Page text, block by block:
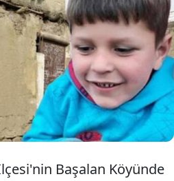
bir evde başı taşla ezilen,
8 yaşındaki Muhammet Veli
ilgili yargılanan dayısı
etti. Lise öğrencisi yaşı küçük
faili olduğu gerekçesiyle 20
İlçesi'nin Başalan Köyünde